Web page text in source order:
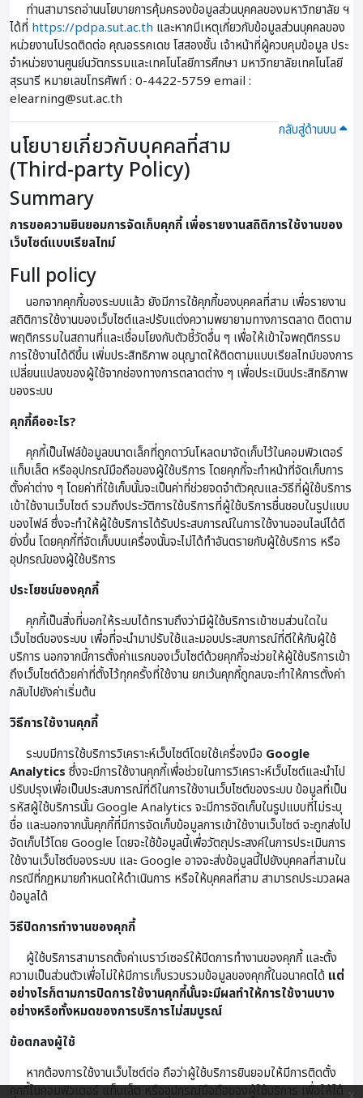
ท่านสามารถอ่านนโยบายการคุ้มครองข้อมูลส่วนบุคคลของมหาวิทยาลัย ฯ
ได้ที่ https://pdpa.sut.ac.th และหากมีเหตุเกี่ยวกับข้อมูลส่วนบุคคลของ
หน่วยงานโปรดติดต่อ คุณอรรคเดช โสสองชั้น เจ้าหน้าที่ผู้ควบคุมข้อมูล ประ
จําหน่วยงานศูนย์นวัตกรรมและเทคโนโลยีการศึกษา มหาวิทยาลัยเทคโนโลยี
สุรนารี หมายเลขโทรศัพท์ : 0-4422-5759 email :
elearning@sut.ac.th
กลับสู่ด้านบน
นโยบายเกี่ยวกับบุคคลที่สาม
(Third-party Policy)
Summary
การขอความยินยอมการจัดเก็บคุกกี้ เพื่อรายงานสถิติการใช้งานของ
เว็บไซต์แบบเรียลไทม์
Full policy
นอกจากคุกกี้ของระบบแล้ว ยังมีการใช้คุกกี้ของบุคคลที่สาม เพื่อรายงาน
สถิติการใช้งานของเว็บไซต์และปรับแต่งความพยายามทางการตลาด ติดตาม
พฤติกรรมในสถานที่และเชื่อมโยงกับตัวชี้วัดอื่น ๆ เพื่อให้เข้าใจพฤติกรรม
การใช้งานได้ดีขึ้น เพิ่มประสิทธิภาพ อนุญาตให้ติดตามแบบเรียลไทม์ของการ
เปลี่ยนแปลงของผู้ใช้จากช่องทางการตลาดต่าง ๆ เพื่อประเมินประสิทธิภาพ
ของระบบ
คุกกี้คืออะไร?
คุกกี้เป็นไฟล์ข้อมูลขนาดเล็กที่ถูกดาว์นโหลดมาจัดเก็บไว้ในคอมพิวเตอร์
แท็บเล็ต หรืออุปกรณ์มือถือของผู้ใช้บริการ โดยคุกกี้จะทำหน้าที่จัดเก็บการ
ตั้งค่าต่าง ๆ โดยค่าที่ใช้เก็บนั้นจะเป็นค่าที่ช่วยจดจำตัวคุณและวิธีที่ผู้ใช้บริการ
เข้าใช้งานเว็บไซต์ รวมถึงประวัติการใช้บริการที่ผู้ใช้บริการชื่นชอบในรูปแบบ
ของไฟล์ ซึ่งจะทำให้ผู้ใช้บริการได้รับประสบการณ์ในการใช้งานออนไลน์ได้ดี
ยิ่งขึ้น โดยคุกกี้ที่จัดเก็บบนเครื่องนั้นจะไม่ได้ทำอันตรายกับผู้ใช้บริการ หรือ
อุปกรณ์ของผู้ใช้บริการ
ประโยชน์ของคุกกี้
คุกกี้เป็นสิ่งที่บอกให้ระบบได้ทราบถึงว่ามีผู้ใช้บริการเข้าชมส่วนใดใน
เว็บไซต์ของระบบ เพื่อที่จะนำมาปรับใช้และมอบประสบการณ์ที่ดีให้กับผู้ใช้
บริการ นอกจากนี้การตั้งค่าแรกของเว็บไซต์ด้วยคุกกี้จะช่วยให้ผู้ใช้บริการเข้า
ถึงเว็บไซต์ด้วยค่าที่ตั้งไว้ทุกครั้งที่ใช้งาน ยกเว้นคุกกี้ถูกลบจะทำให้การตั้งค่า
กลับไปยังค่าเริ่มต้น
วิธีการใช้งานคุกกี้
ระบบมีการใช้บริการวิเคราะห์เว็บไซต์โดยใช้เครื่องมือ Google
Analytics ซึ่งจะมีการใช้งานคุกกี้เพื่อช่วยในการวิเคราะห์เว็บไซต์และนำไป
ปรับปรุงเพื่อเป็นประสบการณ์ที่ดีในการใช้งานเว็บไซต์ของระบบ ข้อมูลที่เป็น
รหัสผู้ใช้บริการนั้น Google Analytics จะมีการจัดเก็บในรูปแบบที่ไม่ระบุ
ชื่อ และนอกจากนั้นคุกกี้ที่มีการจัดเก็บข้อมูลการเข้าใช้งานเว็บไซต์ จะถูกส่งไป
จัดเก็บไว้โดย Google โดยจะใช้ข้อมูลนี้เพื่อวัตถุประสงค์ในการประเมินการ
ใช้งานเว็บไซต์ของระบบ และ Google อาจจะส่งข้อมูลนี้ไปยังบุคคลที่สามใน
กรณีที่กฏหมายกำหนดให้ดำเนินการ หรือให้บุคคลที่สาม สามารถประมวลผล
ข้อมูลได้
วิธีปิดการทำงานของคุกกี้
ผู้ใช้บริการสามารถตั้งค่าเบราว์เซอร์ให้ปิดการทำงานของคุกกี้ และตั้ง
ความเป็นส่วนตัวเพื่อไม่ให้มีการเก็บรวบรวมข้อมูลของคุกกี้ในอนาคตได้ แต่
อย่างไรก็ตามการปิดการใช้งานคุกกี้นั้นจะมีผลทำให้การใช้งานบาง
อย่างหรือทั้งหมดของการบริการไม่สมบูรณ์
ข้อตกลงผู้ใช้
หากต้องการใช้งานเว็บไซต์ต่อ ถือว่าผู้ใช้บริการยินยอมให้มีการติดตั้ง
คุกกี้ในคอมพิวเตอร์ แท็บเล็ต หรืออุปกรณ์มือถือของผู้ใช้บริการ เพื่อให้ได้